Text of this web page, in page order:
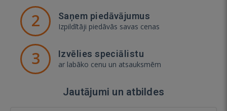
2 Saņem piedāvājumus
Izpildītāji piedāvās savas cenas
3 Izvēlies speciālistu
ar labāko cenu un atsauksmēm
Jautājumi un atbildes